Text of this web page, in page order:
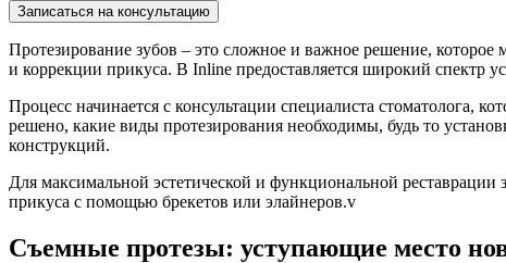
Записаться на консультацию
Протезирование зубов – это сложное и важное решение, которое
и коррекции прикуса. В Inline предоставляется широкий спектр
Процесс начинается с консультации специалиста стоматолога,
решено, какие виды протезирования необходимы, будь то
конструкций.
Для максимальной эстетической и функциональной
прикуса с помощью брекетов или элайнеров.v
Съемные протезы: уступающие место